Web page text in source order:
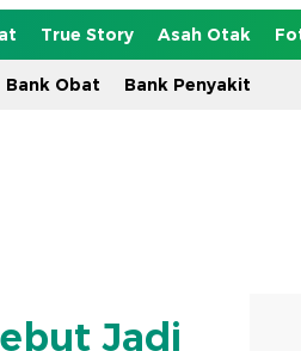
True Story Asah Otak
Bank Obat Bank Penyakit
Jadi